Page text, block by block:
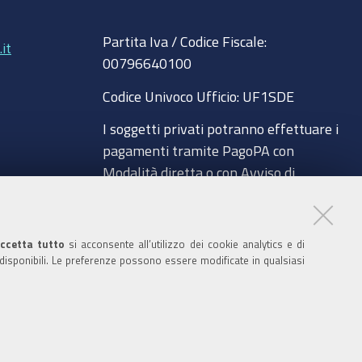
tutto si acconsente all’utilizzo dei cookie analytics e di
Le preferenze possono essere modificate in qualsiasi
b
o
o
u
b
e
t
e
Partita Iva / Codice Fiscale:
00796640100
Codice Univoco Ufficio: UF1SDE
I soggetti privati potranno effettuare i
pagamenti tramite PagoPA con
Modalità diretta o con Avviso di
Codice IBAN per le pubbliche
amministrazioni comprese nel regime di